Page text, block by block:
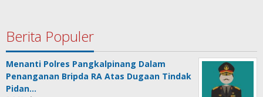
Berita Populer
Menanti Polres Pangkalpinang Dalam
Penanganan Bripda RA Atas Dugaan Tindak
Pidan…